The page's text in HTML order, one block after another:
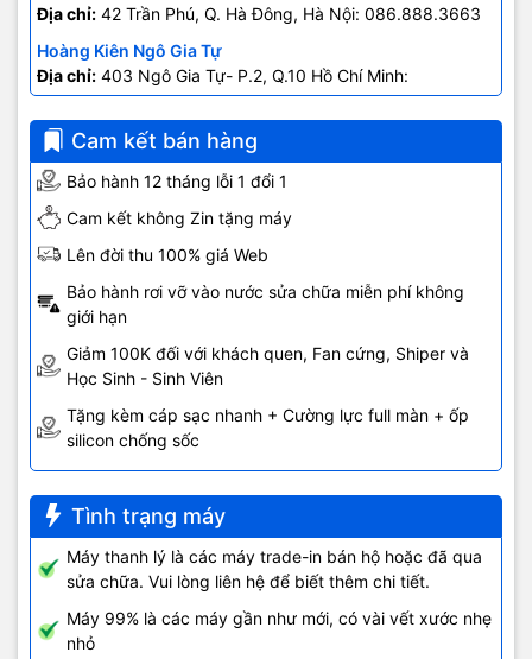
Địa chỉ: 42 Trần Phú, Q. Hà Đông, Hà Nội: 086.888.3663
Hoàng Kiên Ngô Gia Tự
Địa chỉ: 403 Ngô Gia Tự- P.2, Q.10 Hồ Chí Minh:
0707.678.707
Cam kết bán hàng
Bảo hành 12 tháng lỗi 1 đổi 1
Cam kết không Zin tặng máy
Lên đời thu 100% giá Web
Bảo hành rơi vỡ vào nước sửa chữa miễn phí không
giới hạn
Giảm 100K đối với khách quen, Fan cứng, Shiper và
Học Sinh - Sinh Viên
Tặng kèm cáp sạc nhanh + Cường lực full màn + ốp
silicon chống sốc
Tình trạng máy
Máy thanh lý là các máy trade-in bán hộ hoặc đã qua
sửa chữa. Vui lòng liên hệ để biết thêm chi tiết.
Máy 99% là các máy gần như mới, có vài vết xước nhẹ
nhỏ
Đồng bộ tất cả Email cá nhân
Ứng dụng email mới của Kindle Fire giúp gửi mail, xem file đính kem và
đồng bộ hóa email một cách đơn giản nhất. Với việc hỗ trợ tất cả các hệ
thống cung cấp Mail hiện nay như AOL, Exchange, Gmail, Hotmail, Yahoo!,
và nhiều hơn thế - Với Kindle Fire giờ đây thật dễ dàng, thật tiện dụng.
Tích hợp sẵn Facebook
Với việc ứng dụng Facebook có thể dễ dàng tìm thấy trên Amazon Appstore,
giúp bạn có thể kế nối, chia sẻ và chơi game với gia đình và bạn bè. Đồng bộ
ảnh, sách và thông tin của mình ở bất kỳ nơi đâu.
Mang theo và đọc tài liệu mọi lúc mọi nơi
với chiếc Kinde Fire bé nhỏ. Từ Excel, Word cho đến PDF giờ đây mọi thứ
trở nên thật dễ dàng hơn bao giờ hết.
Thông số kỹ thuật:
Màn hình
công nghệ IPS (in-plane switching), công nghệ chống chói